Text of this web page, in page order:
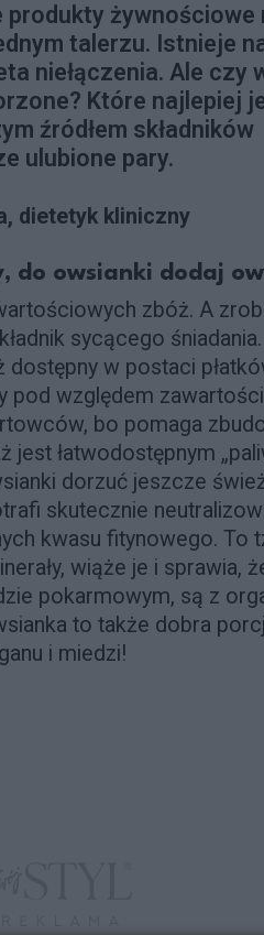
produkty żywnościowe
talerzu. Istnieje
niełączenia. Ale czy
Które najlepiej
źródłem składników
ulubione pary.
dietetyk kliniczny
do owsianki dodaj
zbóż. A
sycącego
w postaci
pod względem zawartości
bo pomaga
jest łatwodostępnym
dorzuć jeszcze
skutecznie
kwasu fitynowego. To
wiąże je i sprawia,
pokarmowym, są z
to także dobra
i miedzi!